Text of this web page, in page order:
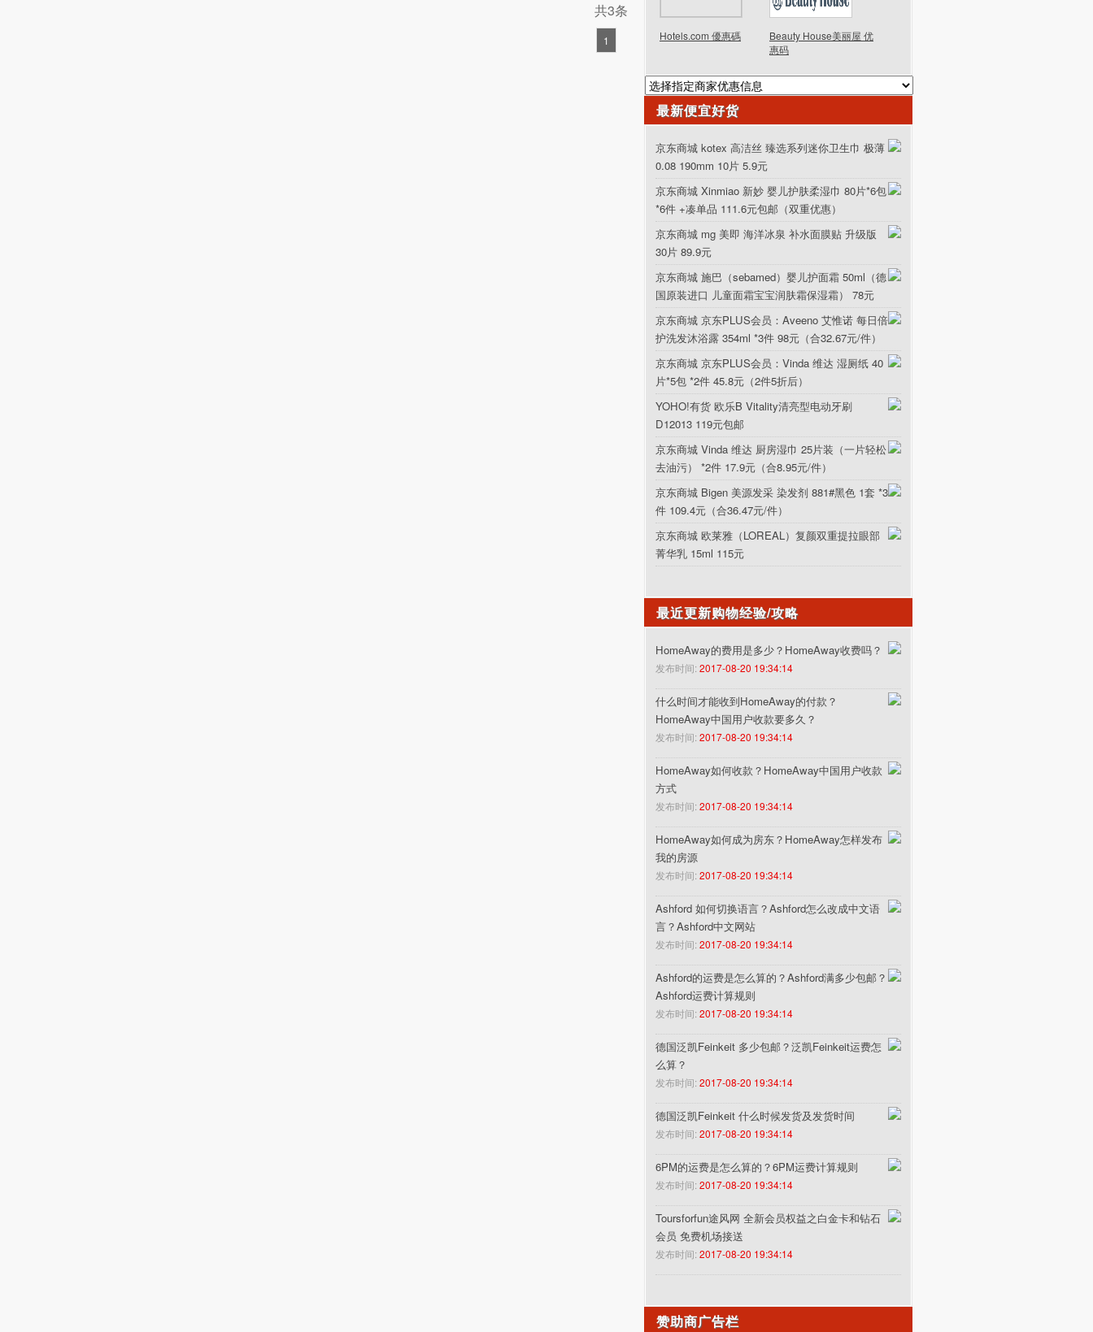
共3条
1 Hotels.com 優惠碼
Beauty House美丽屋 优
惠码
最新便宜好货
京东商城 kotex 高洁丝 臻选系列迷你卫生巾 极薄
0.08 190mm 10片 5.9元
京东商城 Xinmiao 新妙 婴儿护肤柔湿巾 80片*6包
*6件 +凑单品 111.6元包邮（双重优惠）
京东商城 mg 美即 海洋冰泉 补水面膜贴 升级版
30片 89.9元
京东商城 施巴（sebamed）婴儿护面霜 50ml（德
国原装进口 儿童面霜宝宝润肤霜保湿霜） 78元
京东商城 京东PLUS会员：Aveeno 艾惟诺 每日倍
护洗发沐浴露 354ml *3件 98元（合32.67元/件）
京东商城 京东PLUS会员：Vinda 维达 湿厕纸 40
片*5包 *2件 45.8元（2件5折后）
YOHO!有货 欧乐B Vitality清亮型电动牙刷
D12013 119元包邮
京东商城 Vinda 维达 厨房湿巾 25片装（一片轻松
去油污） *2件 17.9元（合8.95元/件）
京东商城 Bigen 美源发采 染发剂 881#黑色 1套 *3
件 109.4元（合36.47元/件）
京东商城 欧莱雅（LOREAL）复颜双重提拉眼部
菁华乳 15ml 115元
最近更新购物经验/攻略
HomeAway的费用是多少？HomeAway收费吗？
发布时间: 2017-08-20 19:34:14
什么时间才能收到HomeAway的付款？
HomeAway中国用户收款要多久？
发布时间: 2017-08-20 19:34:14
HomeAway如何收款？HomeAway中国用户收款
方式
发布时间: 2017-08-20 19:34:14
HomeAway如何成为房东？HomeAway怎样发布
我的房源
发布时间: 2017-08-20 19:34:14
Ashford 如何切换语言？Ashford怎么改成中文语
言？Ashford中文网站
发布时间: 2017-08-20 19:34:14
Ashford的运费是怎么算的？Ashford满多少包邮？
Ashford运费计算规则
发布时间: 2017-08-20 19:34:14
德国泛凯Feinkeit 多少包邮？泛凯Feinkeit运费怎
么算？
发布时间: 2017-08-20 19:34:14
德国泛凯Feinkeit 什么时候发货及发货时间
发布时间: 2017-08-20 19:34:14
6PM的运费是怎么算的？6PM运费计算规则
发布时间: 2017-08-20 19:34:14
Toursforfun途风网 全新会员权益之白金卡和钻石
会员 免费机场接送
发布时间: 2017-08-20 19:34:14
赞助商广告栏